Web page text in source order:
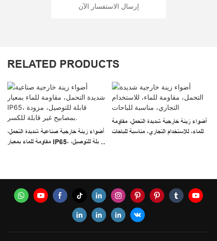
إرسال الاستفسار الآن
RELATED PRODUCTS
أضواء زينة خارجية صناعية شديدة التحمل،
مقاومة للماء بمعيار IP65، قابلة للتوصيل،
أضواء زينة خارجية شديدة التحمل، مقاومة
للماء، للاستخدام التجاري، مناسبة للباحات